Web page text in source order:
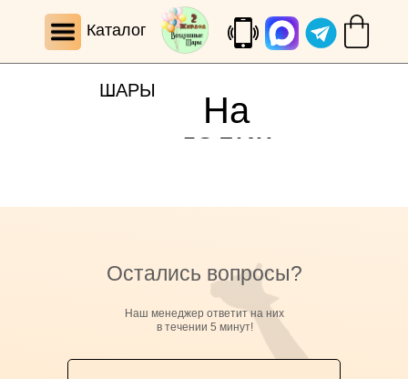
Каталог
ШАРЫ
На
годик
Остались вопросы?
Наш менеджер ответит на них
в течении 5 минут!